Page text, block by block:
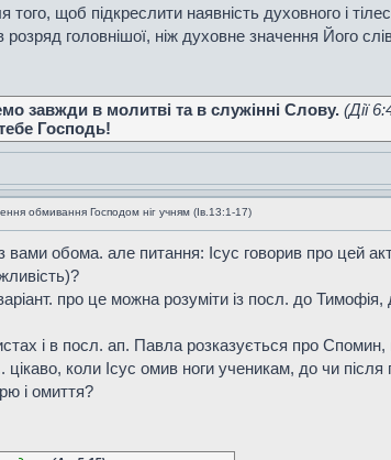
того, щоб підкреслити наявність духовного і
розряд головнішої, ніж духовне значення Його слів
завжди в молитві та в служінні Слову. (Дiї
Господь!
обмивання Господом ніг учням (Ів.13:1-17)
із вами обома. але питання: Ісус говорив про цей
про це можна розуміти із посл. до
і в посл. ап. Павла розказується про Спомин,
коли Ісус омив ноги ученикам, до чи
і омиття?